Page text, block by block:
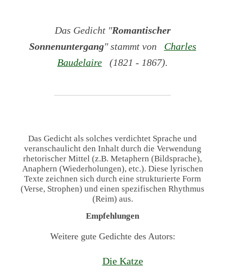
Das Gedicht "Romantischer
Sonnenuntergang" stammt von
Charles
Baudelaire (1821 - 1867).
Das Gedicht als solches verdichtet Sprache und
veranschaulicht den Inhalt durch die Verwendung
rhetorischer Mittel (z.B. Metaphern (Bildsprache),
Anaphern (Wiederholungen), etc.). Diese lyrischen
Texte zeichnen sich durch eine strukturierte Form
(Verse, Strophen) und einen spezifischen Rhythmus
(Reim) aus.
Empfehlungen
Weitere gute Gedichte des Autors:
Die Katze